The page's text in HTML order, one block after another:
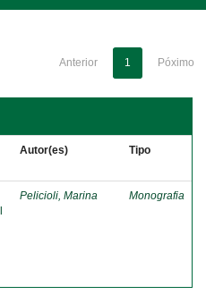
Anterior 1 Póximo
Autor(es) Tipo
Pelicioli, Marina Monografia